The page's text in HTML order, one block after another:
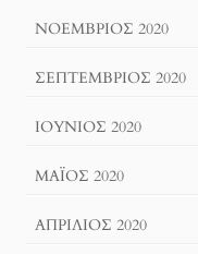
ΝΟΈΜΒΡΙΟΣ 2020
ΣΕΠΤΈΜΒΡΙΟΣ 2020
ΙΟΎΝΙΟΣ 2020
ΜΆΙΟΣ 2020
ΑΠΡΊΛΙΟΣ 2020